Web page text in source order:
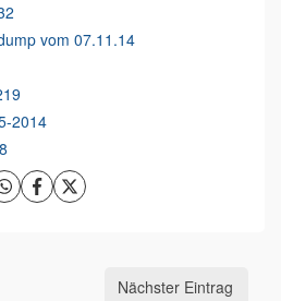
vom 07.11.14
2014
Nächster Eintrag